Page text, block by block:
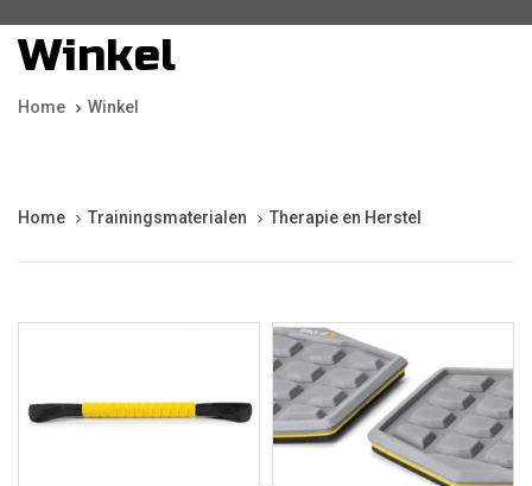
Winkel
Home Winkel
Home Trainingsmaterialen Therapie en Herstel